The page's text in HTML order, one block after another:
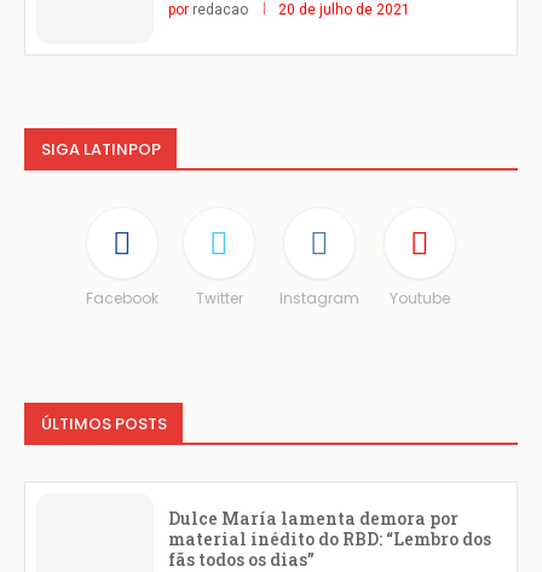
por redacao 20 de julho de 2021
SIGA LATINPOP
Facebook Twitter Instagram Youtube
ÚLTIMOS POSTS
Dulce María lamenta demora por
material inédito do RBD: “Lembro dos
fãs todos os dias”